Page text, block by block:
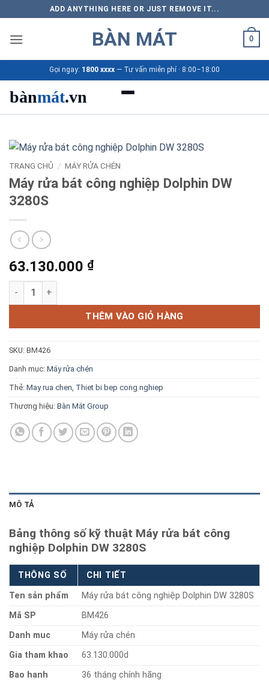
qua
nội
ADD ANYTHING HERE OR JUST REMOVE IT...
BÀN MÁT 0
Gọi ngay: 1800 xxxx — Tư vấn miễn phí · 8:00–18:00
bànmát.vn
Sản phẩm
Thương hiệu
Bảng giá 2026
Ứng dụng
Blog kiến thức
TRANG CHỦ / MÁY RỬA CHÉN
Máy rửa bát công nghiệp Dolphin DW
3280S
63.130.000 ₫
Máy rửa bát công nghiệp Dolphin DW 3280S số lượng
THÊM VÀO GIỎ HÀNG
SKU: BM426
Danh mục: Máy rửa chén
Thẻ: May rua chen Thiet bi bep cong nghiep
Thương hiệu: Bàn Mát Group
MÔ TẢ
Bảng thông số kỹ thuật Máy rửa bát công
nghiệp Dolphin DW 3280S
THÔNG SỐ
CHI TIẾT
Ten sản phẩm
Máy rửa bát công nghiệp Dolphin DW 3280S
Mã SP
BM426
Danh muc
Máy rửa chén
Gia tham khao
63.130.000d
Bao hanh
36 tháng chính hãng